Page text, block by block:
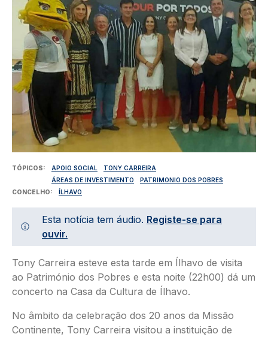
TÓPICOS APOIO SOCIAL
TONY CARREIRA
ÁREAS DE INVESTIMENTO
PATRIMONIO DOS POBRES
CONCELHO
ÍLHAVO
Esta notícia tem áudio. Registe-se para
ouvir.
Tony Carreira esteve esta tarde em Ílhavo de visita
ao Património dos Pobres e esta noite (22h00) dá um
concerto na Casa da Cultura de Ílhavo.
No âmbito da celebração dos 20 anos da Missão
Continente, Tony Carreira visitou a instituição de